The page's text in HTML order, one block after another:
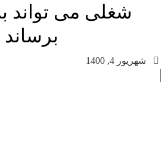
شغلی می تواند
برساند
شهریور 4, 1400